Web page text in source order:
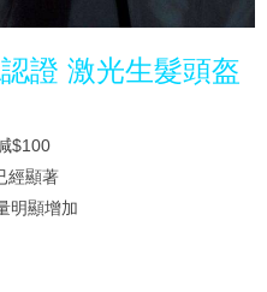
證 激光生髮頭盔
$100
經顯著
明顯增加